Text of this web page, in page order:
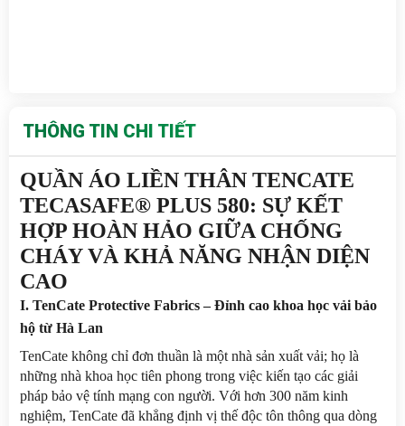
THÔNG TIN CHI TIẾT
QUẦN ÁO LIỀN THÂN TENCATE
TECASAFE® PLUS 580: SỰ KẾT
HỢP HOÀN HẢO GIỮA CHỐNG
CHÁY VÀ KHẢ NĂNG NHẬN DIỆN
CAO
I. TenCate Protective Fabrics – Đỉnh cao khoa học vải bảo
hộ từ Hà Lan
TenCate không chỉ đơn thuần là một nhà sản xuất vải; họ là
những nhà khoa học tiên phong trong việc kiến tạo các giải
pháp bảo vệ tính mạng con người. Với hơn 300 năm kinh
nghiệm, TenCate đã khẳng định vị thế độc tôn thông qua dòng